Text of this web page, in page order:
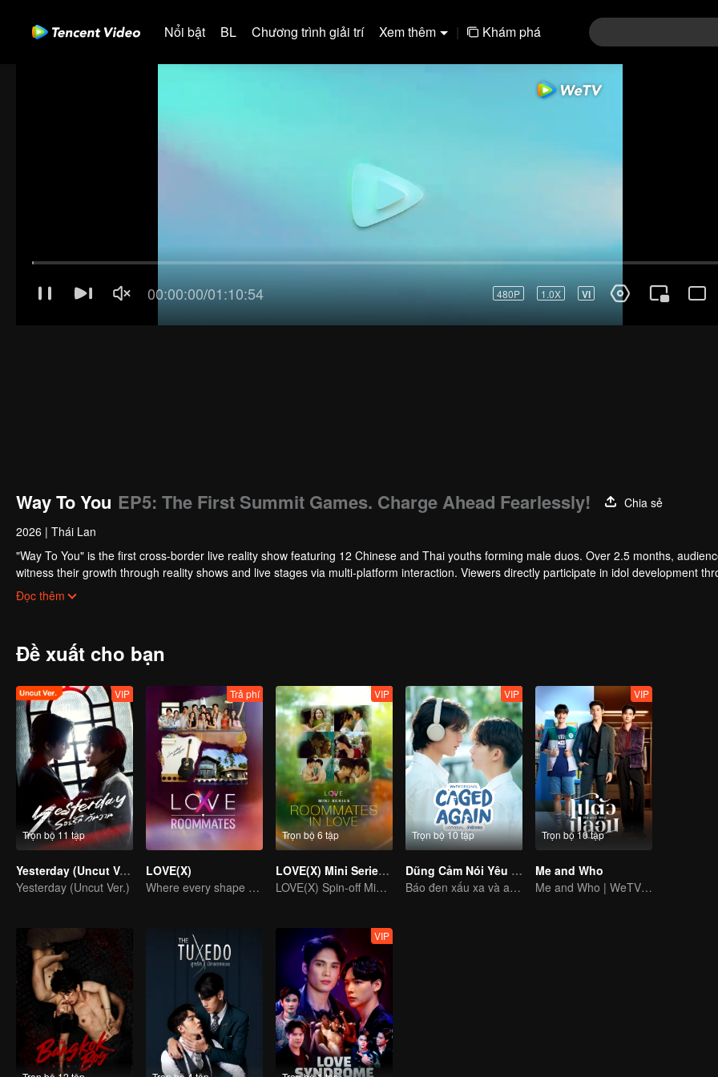
Nổi bật BL Chương trình giải trí Xem thêm | Khám phá
Way To You EP5: The First Summit Games. Charge Ahead Fearlessly!
Chia sẻ
2026 | Thái Lan
"Way To You" is the first cross-border live reality show featuring 12 Chinese and Thai youths forming male duos. Over 2.5 months,
witness their growth through reality shows and live stages via multi-platform interaction. Viewers directly participate in idol development
voting and support, watching the journey from first meeting to perfect synergy. The most popular CP with the strongest chemistry will
debut on the global stage.
Đọc thêm
Đề xuất cho bạn
Trọn bộ 11 tập
VIP
Yesterday (Uncut Ver.)
Yesterday (Uncut Ver.)
Trả phí
LOVE(X)
Where every shape of love meets, every color of heart beats
Trọn bộ 6 tập
VIP
LOVE(X) Mini Series: Roommates In Love
LOVE(X) Spin-off Mini Series
Trọn bộ 10 tập
VIP
Dũng Cảm Nói Yêu Người
Báo đen xấu xa và anh chàng chim cánh cụt
Trọn bộ 10 tập
VIP
Me and Who
Me and Who | WeTV Original
VIP